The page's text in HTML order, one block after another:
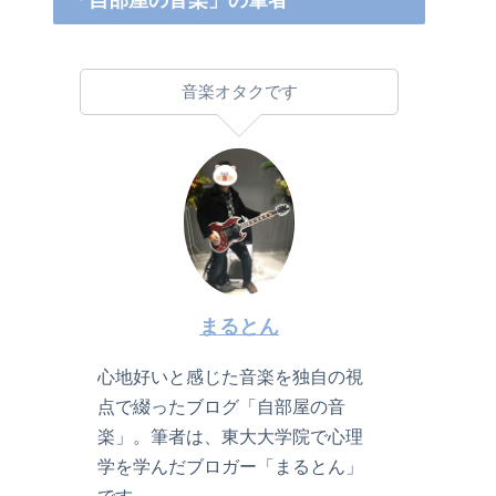
音楽オタクです
まるとん
心地好いと感じた音楽を独自の視
点で綴ったブログ「自部屋の音
楽」。筆者は、東大大学院で心理
学を学んだブロガー「まるとん」